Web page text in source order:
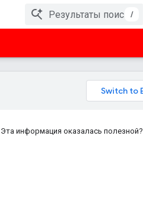
/
Эта информация оказалась полезной?